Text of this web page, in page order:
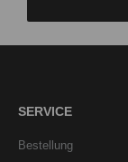
SERVICE
Bestellung